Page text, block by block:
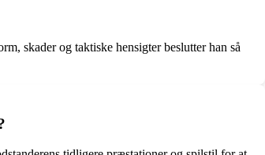
skader og taktiske hensigter beslutter han så